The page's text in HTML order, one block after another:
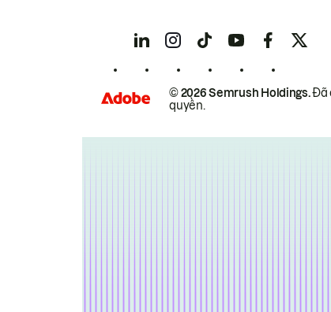
© 2026 Semrush Holdings.Đã
quyền.